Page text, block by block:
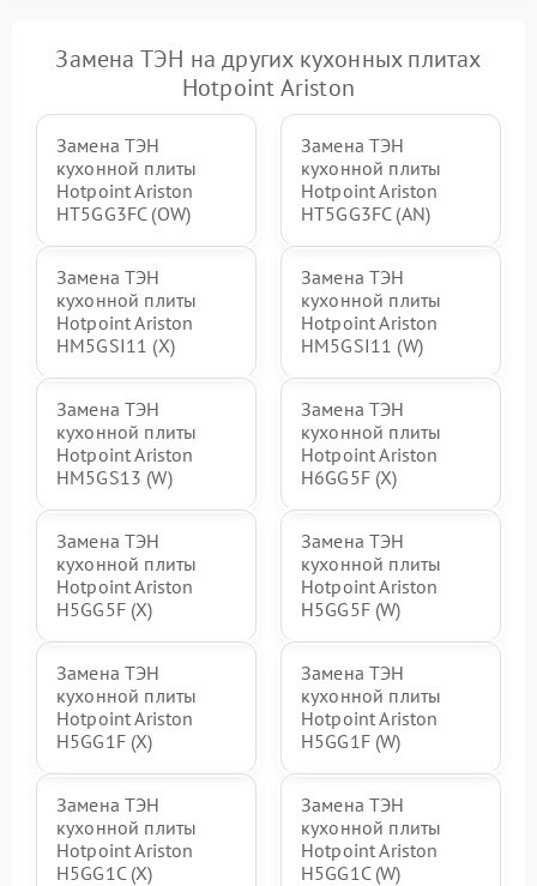
Замена ТЭН на других кухонных плитах
Hotpoint Ariston
Замена ТЭН
кухонной плиты
Hotpoint Ariston
HT5GG3FC (OW)
Замена ТЭН
кухонной плиты
Hotpoint Ariston
HT5GG3FC (AN)
Замена ТЭН
кухонной плиты
Hotpoint Ariston
HM5GSI11 (X)
Замена ТЭН
кухонной плиты
Hotpoint Ariston
HM5GSI11 (W)
Замена ТЭН
кухонной плиты
Hotpoint Ariston
HM5GS13 (W)
Замена ТЭН
кухонной плиты
Hotpoint Ariston
H6GG5F (X)
Замена ТЭН
кухонной плиты
Hotpoint Ariston
H5GG5F (X)
Замена ТЭН
кухонной плиты
Hotpoint Ariston
H5GG5F (W)
Замена ТЭН
кухонной плиты
Hotpoint Ariston
H5GG1F (X)
Замена ТЭН
кухонной плиты
Hotpoint Ariston
H5GG1F (W)
Замена ТЭН
кухонной плиты
Hotpoint Ariston
H5GG1C (X)
Замена ТЭН
кухонной плиты
Hotpoint Ariston
H5GG1C (W)